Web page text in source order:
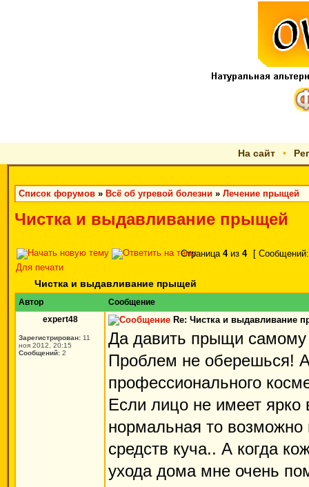
На сайт •
Список форумов » Всё об угревой болезни » Лечение прыщей
Чистка и выдавливание прыщей
Страница 4из 4
[
Для печати
Чистка и выдавливание прыщей
Автор
Сообщение
expert48
Зарегистрирован: 11
ноя 2012, 20:15
Сообщений: 2
Re: Чистка и выдавливание
Да давить прыщи самому
Проблем не оберешься! А
профессионального
Если лицо не имеет
нормальная то
средств куча.. А когда
ухода дома мне очень